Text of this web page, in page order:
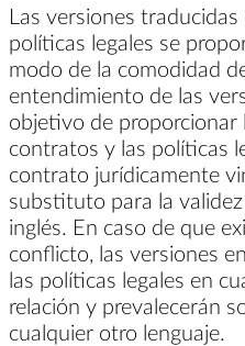
Las versiones
políticas legales se
modo de la comodidad
entendimiento de las
objetivo de proporcionar
contratos y las políticas
contrato jurídicamente
substituto para la
inglés. En caso de que
conflicto, las versiones
las políticas legales en
relación y prevalecerán
cualquier otro lenguaje.